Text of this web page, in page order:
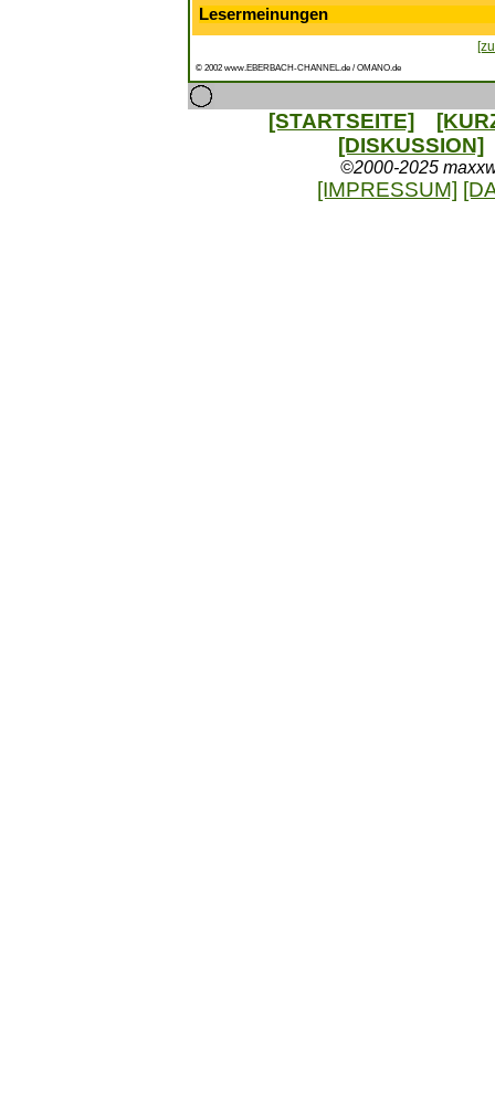
Lesermeinungen
© 2002 www.EBERBACH-CHANNEL.de / OMANO.de
[STARTSEITE]
[DISKUSSION]
©2000-2025
[IMPRESSUM]